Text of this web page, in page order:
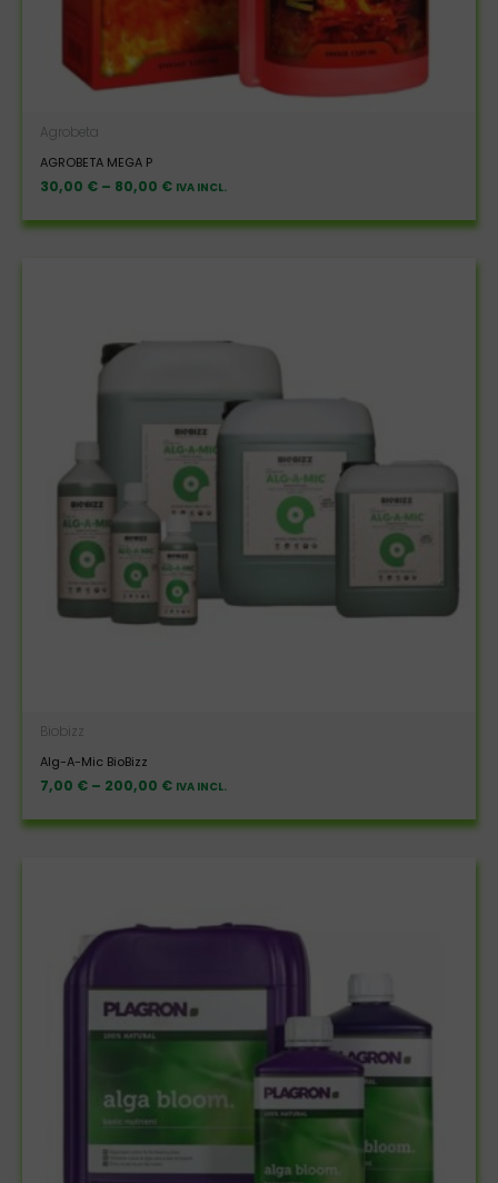
Agrobeta
AGROBETA MEGA P
30,00 € – 80,00 € IVA INCL.
Biobizz
Alg-A-Mic BioBizz
7,00 € – 200,00 € IVA INCL.